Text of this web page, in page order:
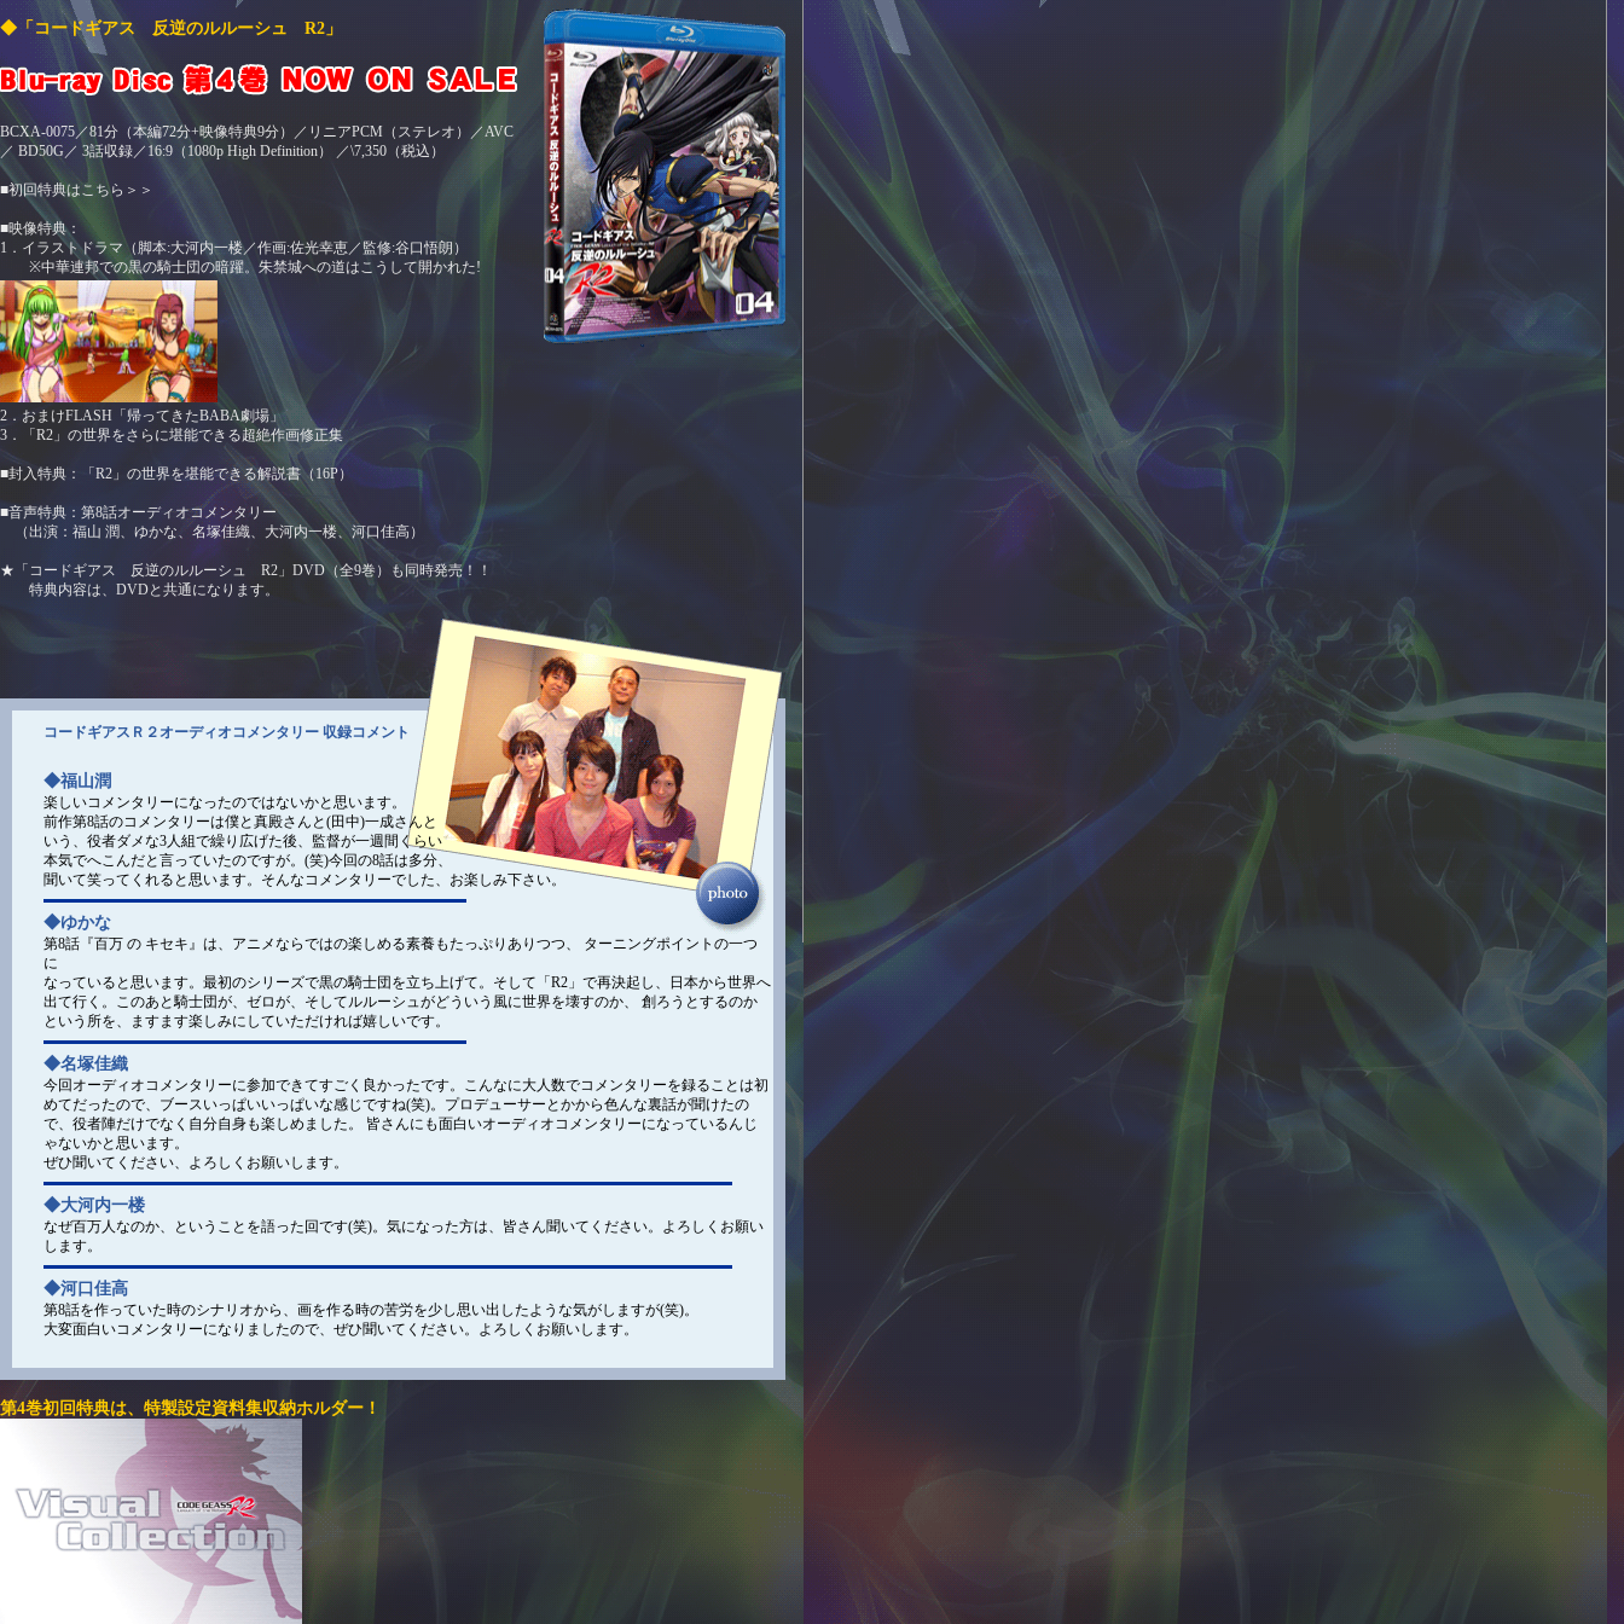
◆「コードギアス 反逆のルルーシュ R2」
BCXA-0075／81分（本編72分+映像特典9分）／リニアPCM（ステレオ）／AVC
／ BD50G／ 3話収録／16:9（1080p High Definition） ／\7,350（税込）
■初回特典はこちら＞＞
■映像特典：
1．イラストドラマ（脚本:大河内一楼／作画:佐光幸恵／監修:谷口悟朗）
※中華連邦での黒の騎士団の暗躍。朱禁城への道はこうして開かれた!
2．おまけFLASH「帰ってきたBABA劇場」
3．「R2」の世界をさらに堪能できる超絶作画修正集
■封入特典：「R2」の世界を堪能できる解説書（16P）
■音声特典：第8話オーディオコメンタリー
（出演：福山 潤、ゆかな、名塚佳織、大河内一楼、河口佳高）
★「コードギアス 反逆のルルーシュ R2」DVD（全9巻）も同時発売！！
特典内容は、DVDと共通になります。
コードギアスＲ２オーディオコメンタリー 収録コメント
◆福山潤
楽しいコメンタリーになったのではないかと思います。
前作第8話のコメンタリーは僕と真殿さんと(田中)一成さんと
いう、役者ダメな3人組で繰り広げた後、監督が一週間くらい
本気でへこんだと言っていたのですが。(笑)今回の8話は多分、
聞いて笑ってくれると思います。そんなコメンタリーでした、お楽しみ下さい。
◆ゆかな
第8話『百万 の キセキ』は、アニメならではの楽しめる素養もたっぷりありつつ、 ターニングポイントの一つ
に
なっていると思います。最初のシリーズで黒の騎士団を立ち上げて。そして「R2」で再決起し、日本から世界へ
出て行く。このあと騎士団が、ゼロが、そしてルルーシュがどういう風に世界を壊すのか、 創ろうとするのか
という所を、ますます楽しみにしていただければ嬉しいです。
◆名塚佳織
今回オーディオコメンタリーに参加できてすごく良かったです。こんなに大人数でコメンタリーを録ることは初
めてだったので、ブースいっぱいいっぱいな感じですね(笑)。プロデューサーとかから色んな裏話が聞けたの
で、役者陣だけでなく自分自身も楽しめました。 皆さんにも面白いオーディオコメンタリーになっているんじ
ゃないかと思います。
ぜひ聞いてください、よろしくお願いします。
◆大河内一楼
なぜ百万人なのか、ということを語った回です(笑)。気になった方は、皆さん聞いてください。よろしくお願い
します。
◆河口佳高
第8話を作っていた時のシナリオから、画を作る時の苦労を少し思い出したような気がしますが(笑)。
大変面白いコメンタリーになりましたので、ぜひ聞いてください。よろしくお願いします。
第4巻初回特典は、特製設定資料集収納ホルダー！